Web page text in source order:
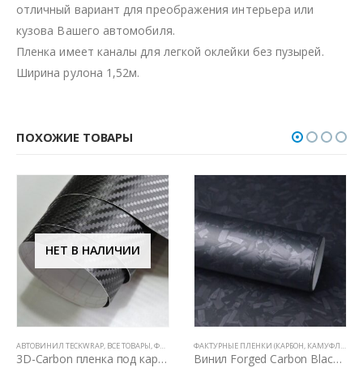
отличный вариант для преображения интерьера или
кузова Вашего автомобиля.
Пленка имеет каналы для легкой оклейки без пузырей.
Ширина рулона 1,52м.
ПОХОЖИЕ ТОВАРЫ
,ЦВЕТНЫЕ ВИНИЛОВЫЕ ПЛЕНКИ
ФАКТУРНЫЕ ПЛЕНКИ (КАРБОН, КАМУФЛЯЖ, ЦАРАПАННЫЙ МЕТАЛЛ)
Винил Forged Carbon Black Matte
ВСЕ ТОВАРЫ, ФАКТУРНЫЕ ПЛЕНКИ (КАРБОН, КАМУФЛЯЖ, ЦАРАПАННЫЙ МЕТАЛЛ)
Пленка шлифованный алюминий TeckWrap